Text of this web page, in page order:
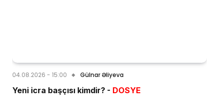
04.08.2026 - 15:00 Gülnar Əliyeva
Yeni icra başçısı kimdir? - DOSYE